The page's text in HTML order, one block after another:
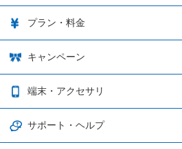
音声通話料金がもっとオトクに
データ通信容量繰り越し
通信エリアと通信速度状況
ゲーム連携・特典の詳細
ブレイブソード×ブレイズソウル
ウマ娘 プリティーダービー
プラン・料金
プラン・料金
3種類のSIMタイプ
キャンペーン
お得なキャンペーン実施中！
OPPO端末購入キャンペーン第5弾
端末・アクセサリ
端末・アクセサリ
サポート・ヘルプ